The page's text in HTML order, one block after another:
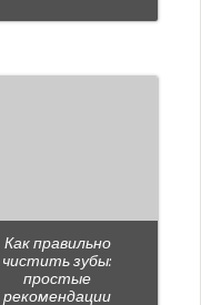
Как правильно
чистить зубы:
простые
рекомендации